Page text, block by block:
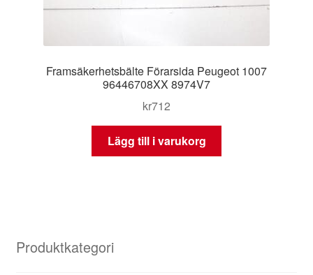
Framsäkerhetsbälte Förarsida Peugeot 1007
96446708XX 8974V7
kr712
Lägg till i varukorg
Produktkategori